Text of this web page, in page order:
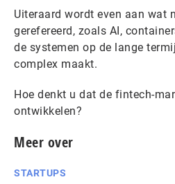
Uiteraard wordt even aan wat
gerefereerd, zoals AI,
de systemen op de lange
complex maakt.
Hoe denkt u dat de fintech-
ontwikkelen?
Meer over
STARTUPS